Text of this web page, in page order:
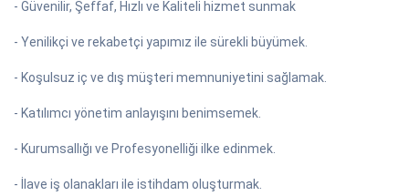
- Güvenilir, Şeffaf, Hızlı ve Kaliteli hizmet sunmak
- Yenilikçi ve rekabetçi yapımız ile sürekli büyümek.
- Koşulsuz iç ve dış müşteri memnuniyetini sağlamak.
- Katılımcı yönetim anlayışını benimsemek.
- Kurumsallığı ve Profesyonelliği ilke edinmek.
- İlave iş olanakları ile istihdam oluşturmak.